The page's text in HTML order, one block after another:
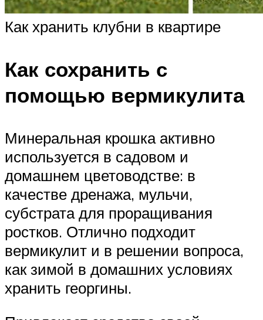
Как хранить клубни в квартире
Как сохранить с
помощью вермикулита
Минеральная крошка активно
используется в садовом и
домашнем цветоводстве: в
качестве дренажа, мульчи,
субстрата для проращивания
ростков. Отлично подходит
вермикулит и в решении вопроса,
как зимой в домашних условиях
хранить георгины.